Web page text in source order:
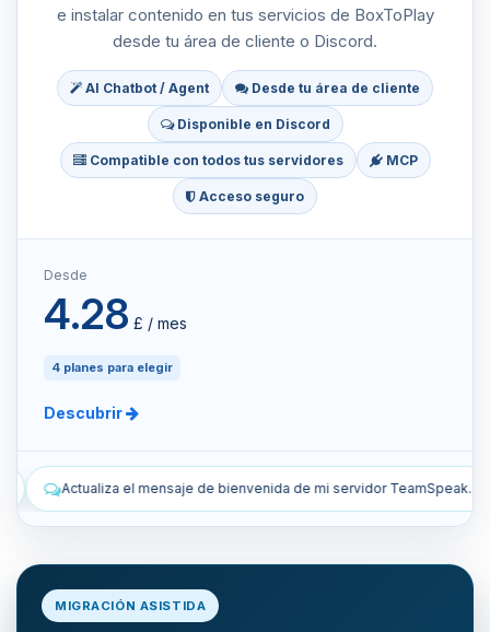
e instalar contenido en tus servicios de BoxToPlay
desde tu área de cliente o Discord.
AI Chatbot / Agent Desde tu área de cliente
Disponible en Discord
Compatible con todos tus servidores MCP
Acceso seguro
Desde
4.28 £ / mes
4 planes para elegir
Descubrir
de mi servidor TeamSpeak. Lista los snapshots
MIGRACIÓN ASISTIDA